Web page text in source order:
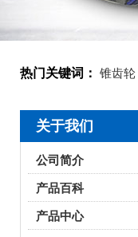
热门关键词： 锥齿轮
关于我们
公司简介
产品百科
产品中心